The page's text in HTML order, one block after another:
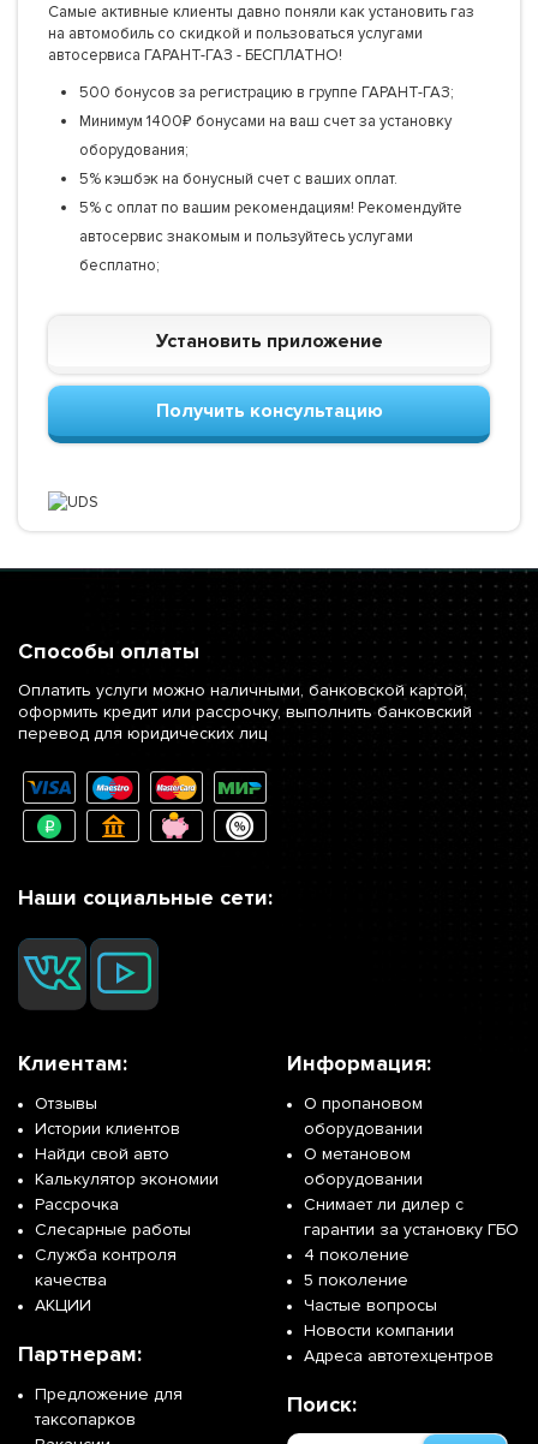
Самые активные клиенты давно поняли как установить газ
на автомобиль со скидкой и пользоваться услугами
автосервиса ГАРАНТ-ГАЗ - БЕСПЛАТНО!
500 бонусов за регистрацию в группе ГАРАНТ-ГАЗ;
Минимум 1400₽ бонусами на ваш счет за установку
оборудования;
5% кэшбэк на бонусный счет с ваших оплат.
5% с оплат по вашим рекомендациям! Рекомендуйте
автосервис знакомым и пользуйтесь услугами
бесплатно;
Установить приложение
Получить консультацию
Способы оплаты
Оплатить услуги можно наличными, банковской картой,
оформить кредит или рассрочку, выполнить банковский
перевод для юридических лиц
Наши социальные сети:
Клиентам:
Отзывы
Истории клиентов
Найди свой авто
Калькулятор экономии
Рассрочка
Слесарные работы
Служба контроля
качества
АКЦИИ
Партнерам:
Предложение для
таксопарков
Информация:
О пропановом
оборудовании
О метановом
оборудовании
Снимает ли дилер с
гарантии за установку ГБО
4 поколение
5 поколение
Частые вопросы
Новости компании
Адреса автотехцентров
Поиск: